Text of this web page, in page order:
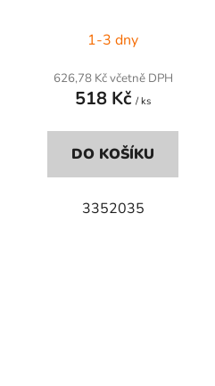
1-3 dny
626,78 Kč včetně DPH
518 Kč / ks
DO KOŠÍKU
3352035